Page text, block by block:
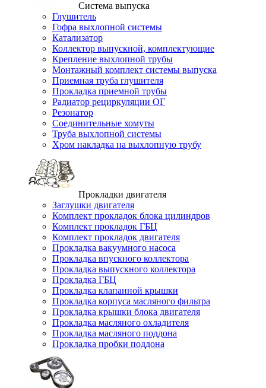
Система выпуска
Глушитель
Гофра выхлопной системы
Катализатор
Коллектор выпускной, комплектующие
Крепление выхлопной трубы
Монтажный комплект системы выпуска
Приемная труба глушителя
Прокладка приемной трубы
Радиатор рециркуляции ОГ
Резонатор
Соединительные хомуты
Труба выхлопной системы
Хром накладка на выхлопную трубу
Прокладки двигателя
Заглушки двигателя
Комплект прокладок блока цилиндров
Комплект прокладок ГБЦ
Комплект прокладок двигателя
Прокладка вакуумного насоса
Прокладка впускного коллектора
Прокладка выпускного коллектора
Прокладка ГБЦ
Прокладка клапанной крышки
Прокладка корпуса масляного фильтра
Прокладка крышки блока двигателя
Прокладка масляного охладителя
Прокладка масляного поддона
Прокладка пробки поддона